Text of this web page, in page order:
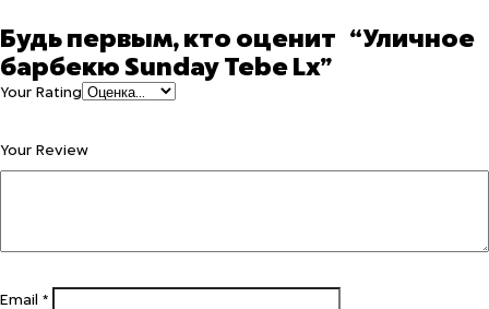
Будь первым, кто оценит “Уличное
барбекю Sunday Tebe Lx”
Your Rating
Your Review
Email *